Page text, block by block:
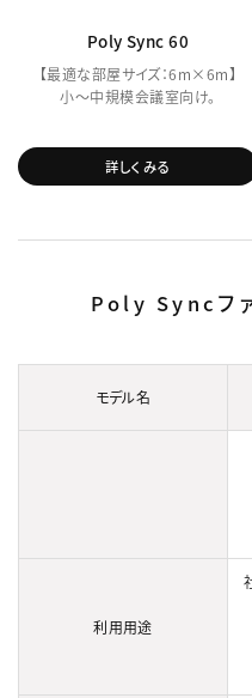
Poly Sync 60
【最適な部屋サイズ：6m×6m】
小～中規模会議室向け。
詳しくみる
Poly Syncフ
モデル名
利用用途